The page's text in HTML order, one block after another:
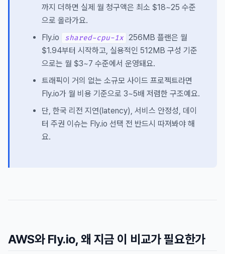
까지 더하면 실제 월 청구액은 최소 $18~25 수준
으로 올라가요.
Fly.io
shared-cpu-1x
256MB 플랜은 월
$1.94부터 시작하고, 실용적인 512MB 구성 기준
으로는 월 $3~7 수준에서 운영돼요.
트래픽이 거의 없는 소규모 사이드 프로젝트라면
Fly.io가 월 비용 기준으로 3~5배 저렴한 구조예요.
단, 한국 리전 지연(latency), 서비스 안정성, 데이
터 주권 이슈는 Fly.io 선택 전 반드시 따져봐야 해
요.
AWS와 Fly.io, 왜 지금 이 비교가 필요한가